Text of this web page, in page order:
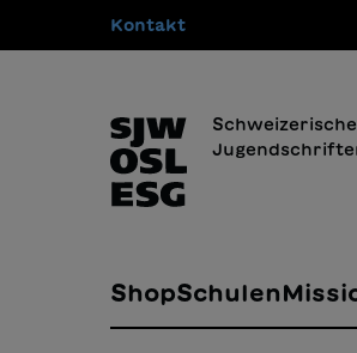
Zur Hauptnavigation
Kontakt
ShopSchulen